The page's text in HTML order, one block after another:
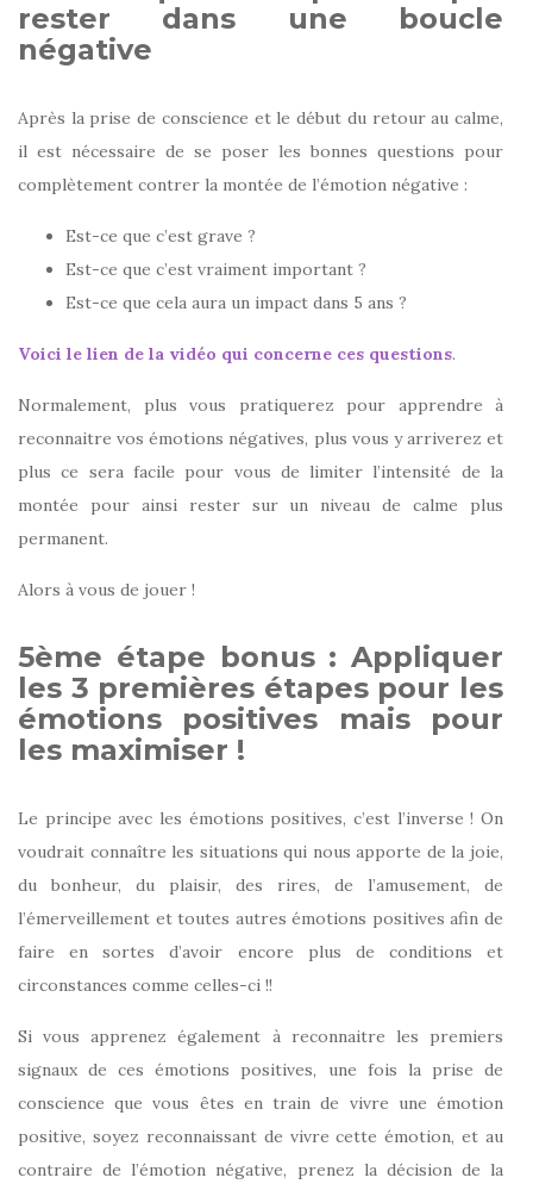
rester dans une boucle
négative
Après la prise de conscience et le début du retour au calme,
il est nécessaire de se poser les bonnes questions pour
complètement contrer la montée de l’émotion négative :
Est-ce que c’est grave ?
Est-ce que c’est vraiment important ?
Est-ce que cela aura un impact dans 5 ans ?
Voici le lien de la vidéo qui concerne ces questions.
Normalement, plus vous pratiquerez pour apprendre à
reconnaitre vos émotions négatives, plus vous y arriverez et
plus ce sera facile pour vous de limiter l’intensité de la
montée pour ainsi rester sur un niveau de calme plus
permanent.
Alors à vous de jouer !
5ème étape bonus : Appliquer
les 3 premières étapes pour les
émotions positives mais pour
les maximiser !
Le principe avec les émotions positives, c’est l’inverse ! On
voudrait connaître les situations qui nous apporte de la joie,
du bonheur, du plaisir, des rires, de l’amusement, de
l’émerveillement et toutes autres émotions positives afin de
faire en sortes d’avoir encore plus de conditions et
circonstances comme celles-ci !!
Si vous apprenez également à reconnaitre les premiers
signaux de ces émotions positives, une fois la prise de
conscience que vous êtes en train de vivre une émotion
positive, soyez reconnaissant de vivre cette émotion, et au
contraire de l’émotion négative, prenez la décision de la